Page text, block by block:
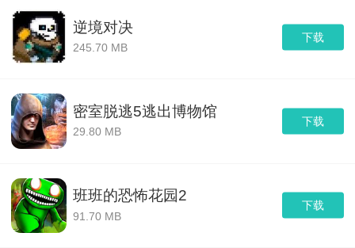
下载
逆境对决
245.70 MB
下载
密室脱逃5逃出博物馆
29.80 MB
下载
班班的恐怖花园2
91.70 MB